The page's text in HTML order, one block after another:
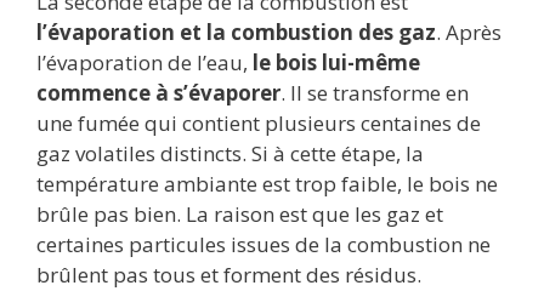
l’évaporation et la combustion des gaz. Après
l’évaporation de l’eau, le bois lui-même
commence à s’évaporer. Il se transforme en
une fumée qui contient plusieurs centaines de
gaz volatiles distincts. Si à cette étape, la
température ambiante est trop faible, le bois ne
brûle pas bien. La raison est que les gaz et
certaines particules issues de la combustion ne
brûlent pas tous et forment des résidus.